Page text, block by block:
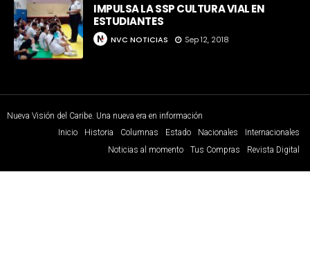
IMPULSA LA SSP CULTURA VIAL EN
ESTUDIANTES
NVC NOTICIAS Sep 12, 2018
Nueva Visión del Caribe. Una nueva era en información
Inicio
Historia Columnas Estado Nacionales
Internacionales
Noticias al momento
Tus Compras Revista Digital